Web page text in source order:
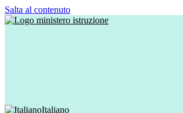
Salta al contenuto
Italiano